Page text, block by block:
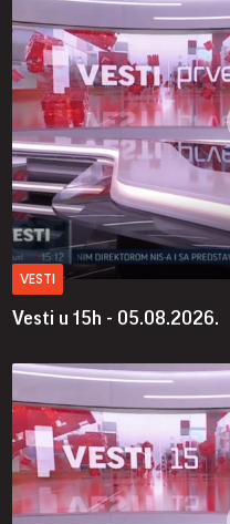
VESTI
Vesti u 15h - 05.08.2026.